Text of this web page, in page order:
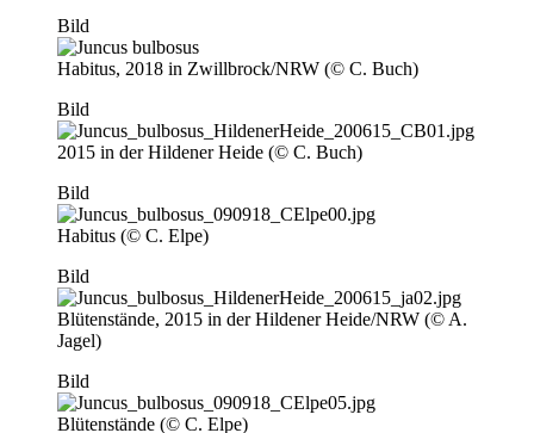
Bild
Habitus, 2018 in Zwillbrock/NRW (© C. Buch)
Bild
2015 in der Hildener Heide (© C. Buch)
Bild
Habitus (© C. Elpe)
Bild
Blütenstände, 2015 in der Hildener Heide/NRW (© A.
Jagel)
Bild
Blütenstände (© C. Elpe)